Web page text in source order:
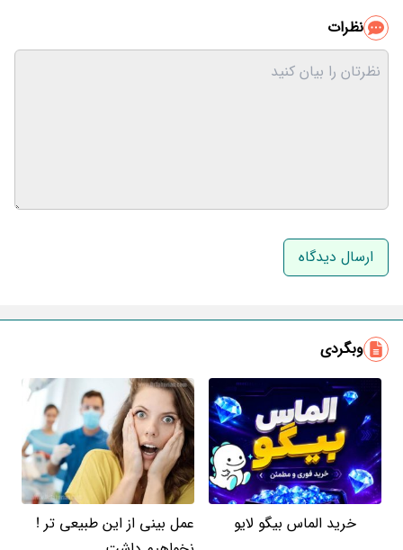
نظرات
نام و نام خانوادگی
وبگردی
خرید الماس بیگو لایو
عمل بینی از این طبیعی تر !